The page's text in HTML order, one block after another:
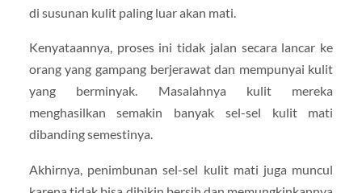
di susunan kulit paling luar akan mati.
Kenyataannya, proses ini tidak jalan secara lancar ke
orang yang gampang berjerawat dan mempunyai kulit
yang berminyak. Masalahnya kulit mereka
menghasilkan semakin banyak sel-sel kulit mati
dibanding semestinya.
Akhirnya, penimbunan sel-sel kulit mati juga muncul